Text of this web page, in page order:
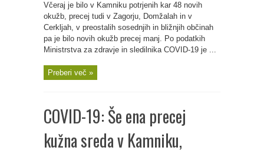
Včeraj je bilo v Kamniku potrjenih kar 48 novih
okužb, precej tudi v Zagorju, Domžalah in v
Cerkljah, v preostalih sosednjih in bližnjih občinah
pa je bilo novih okužb precej manj. Po podatkih
Ministrstva za zdravje in sledilnika COVID-19 je ...
Preberi več »
COVID-19: Še ena precej
kužna sreda v Kamniku,